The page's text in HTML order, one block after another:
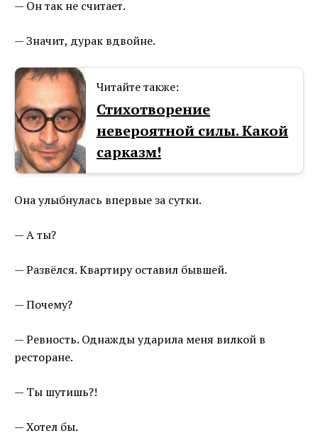
— Он так не считает.
— Значит, дурак вдвойне.
Читайте также:
Стихотворение
невероятной силы. Какой
сарказм!
Она улыбнулась впервые за сутки.
— А ты?
— Развёлся. Квартиру оставил бывшей.
— Почему?
— Ревность. Однажды ударила меня вилкой в
ресторане.
— Ты шутишь?!
— Хотел бы.